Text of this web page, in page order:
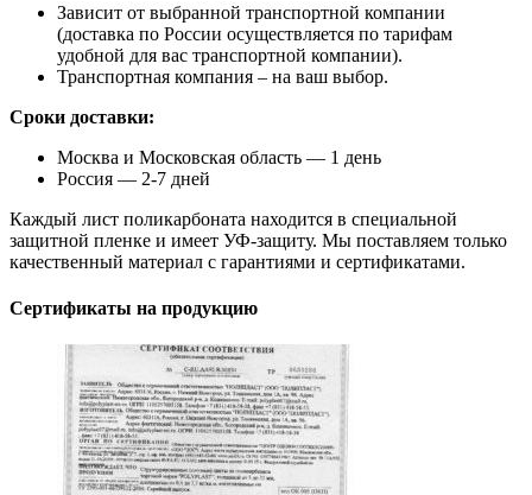
Зависит от выбранной транспортной компании
(доставка по России осуществляется по тарифам
удобной для вас транспортной компании).
Транспортная компания – на ваш выбор.
Сроки доставки:
Москва и Московская область — 1 день
Россия — 2-7 дней
Каждый лист поликарбоната находится в специальной
защитной пленке и имеет УФ-защиту. Мы поставляем только
качественный материал с гарантиями и сертификатами.
Сертификаты на продукцию